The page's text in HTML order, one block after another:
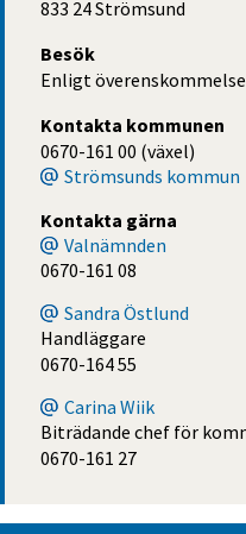
833 24 Strömsund
Besök
Enligt
Kontakta kommunen
0670-161 00 (växel)
Strömsunds kommun
Kontakta gärna
Valnämnden
0670-161 08
Sandra Östlund
Handläggare
0670-164 55
Carina Wiik
Biträdande chef för
0670-161 27